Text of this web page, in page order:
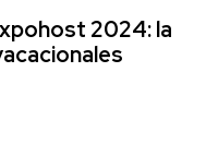
2024: la